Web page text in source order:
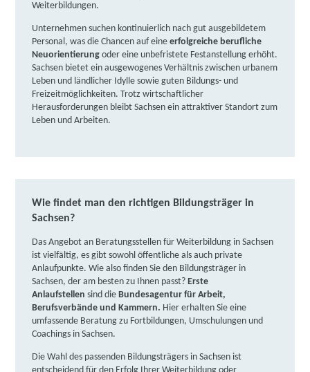
Fortbildungsakademie der Wirtschaft (faw)
gemeinnützige Gesellschaft mbH | Industriegelände
Straße E, Nr. 8, 02977 HoyerswerdaPartner
weitere Informationen
Donner + Partner GmbH Sachsen | Straße am
Lessinghaus 5, 02977 HoyerswerdaPartner
weitere Informationen
IBB Kamenz | Königsbrücker Straße 2, 01917
Kamenz
Partner
Weiterbildungen.
Unternehmen suchen kontinuierlich nach gut ausgebildetem
Personal, was die Chancen auf eineerfolgreiche berufliche
Neuorientierung oder eine unbefristete Festanstellung erhöht.
Sachsen bietet ein ausgewogenes Verhältnis zwischen urbanem
Leben und ländlicher Idylle sowie guten Bildungs- und
Freizeitmöglichkeiten. Trotz wirtschaftlicher
Herausforderungen bleibt Sachsen ein attraktiver Standort zum
Leben und Arbeiten. ​
Wie findet man den richtigen Bildungsträger in
Sachsen?
Das Angebot an Beratungsstellen für Weiterbildung in Sachsen
ist vielfältig, es gibt sowohl öffentliche als auch private
Anlaufpunkte. Wie also finden Sie den Bildungsträger in
Sachsen, der am besten zu Ihnen passt?Erste
Anlaufstellen sind dieBundesagentur für Arbeit,
Berufsverbände und Kammern. Hier erhalten Sie eine
umfassende Beratung zu Fortbildungen, Umschulungen und
Coachings in Sachsen.
Die Wahl des passenden Bildungsträgers in Sachsen ist